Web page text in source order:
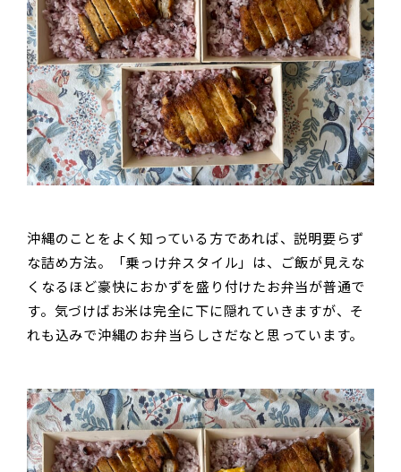
沖縄のことをよく知っている方であれば、説明要らず
な詰め方法。「乗っけ弁スタイル」は、ご飯が見えな
くなるほど豪快におかずを盛り付けたお弁当が普通で
す。気づけばお米は完全に下に隠れていきますが、そ
れも込みで沖縄のお弁当らしさだなと思っています。